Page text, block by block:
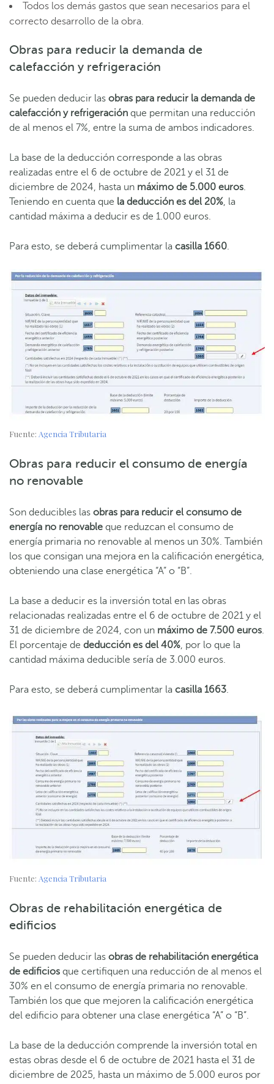
Todos los demás gastos que sean necesarios para el
correcto desarrollo de la obra.
Obras para reducir la demanda de
calefacción y refrigeración
Se pueden deducir las obras para reducir la demanda de
calefacción y refrigeración que permitan una reducción
de al menos el 7%, entre la suma de ambos indicadores.
La base de la deducción corresponde a las obras
realizadas entre el 6 de octubre de 2021 y el 31 de
diciembre de 2024, hasta un máximo de 5.000 euros.
Teniendo en cuenta que la deducción es del 20%, la
cantidad máxima a deducir es de 1.000 euros.
Para esto, se deberá cumplimentar la casilla 1660.
Fuente: Agencia Tributaria
Obras para reducir el consumo de energía
no renovable
Son deducibles las obras para reducir el consumo de
energía no renovable que reduzcan el consumo de
energía primaria no renovable al menos un 30%. También
los que consigan una mejora en la calificación energética,
obteniendo una clase energética “A” o “B”.
La base a deducir es la inversión total en las obras
relacionadas realizadas entre el 6 de octubre de 2021 y el
31 de diciembre de 2024, con un máximo de 7.500 euros.
El porcentaje de deducción es del 40%, por lo que la
cantidad máxima deducible sería de 3.000 euros.
Para esto, se deberá cumplimentar la casilla 1663.
Fuente: Agencia Tributaria
Obras de rehabilitación energética de
edificios
Se pueden deducir las obras de rehabilitación energética
de edificios que certifiquen una reducción de al menos el
30% en el consumo de energía primaria no renovable.
También los que que mejoren la calificación energética
del edificio para obtener una clase energética “A” o “B”.
La base de la deducción comprende la inversión total en
estas obras desde el 6 de octubre de 2021 hasta el 31 de
diciembre de 2025, hasta un máximo de 5.000 euros por